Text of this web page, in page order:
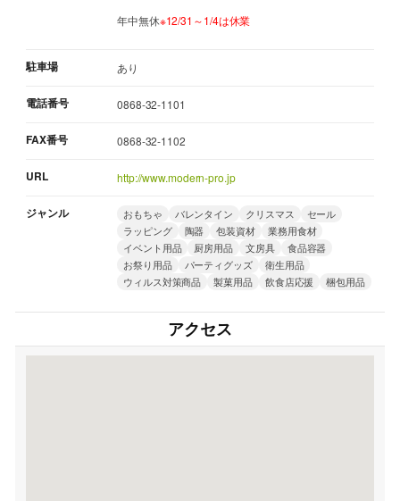
年中無休※12/31～1/4は休業
駐車場 あり
電話番号 0868-32-1101
FAX番号 0868-32-1102
URL http://www.modern-pro.jp
ジャンル おもちゃ バレンタイン クリスマス
セール
ラッピング
陶器 包装資材
業務用食材
イベント用品
厨房用品 文房具
食品容器
お祭り用品
パーティグッズ
衛生用品
ウィルス対策商品
製菓用品 飲食店応援 梱包用品
アクセス